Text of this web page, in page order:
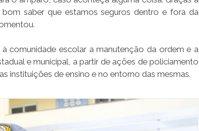
saber que estamos seguros dentro e fora da
comunidade escolar a manutenção da ordem e a
e municipal, a partir de ações de policiamento
instituições de ensino e no entorno das mesmas.